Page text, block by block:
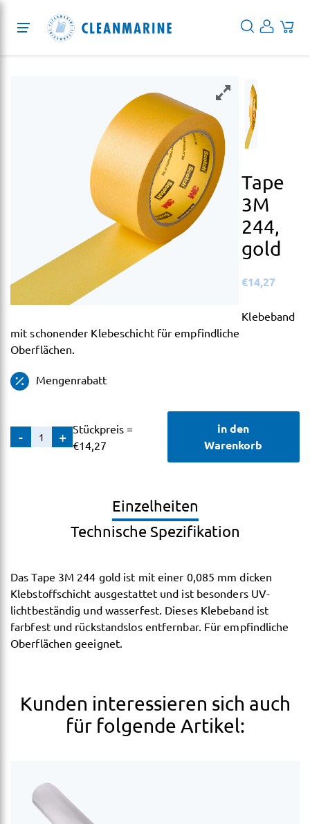
Cleaning
Desinfektion
Services
Über uns
Blog
Tape
3M
244,
gold
€14,27
Klebeband
mit schonender Klebeschicht für empfindliche
Oberflächen.
Mengenrabatt
-
Tape
3M
+ Stückpreis =
€14,27
in den
Warenkorb
Einzelheiten
Technische Spezifikation
Das Tape 3M 244 gold ist mit einer 0,085 mm dicken
Klebstoffschicht ausgestattet und ist besonders UV-
lichtbeständig und wasserfest. Dieses Klebeband ist
farbfest und rückstandslos entfernbar. Für empfindliche
Oberflächen geeignet.
Kunden interessieren sich auch
für folgende Artikel: